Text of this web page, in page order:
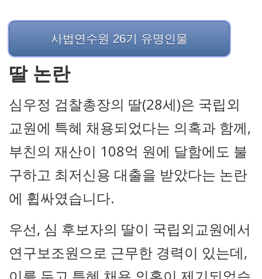
사법연수원 26기 유명인물
딸 논란
심우정 검찰총장의 딸(28세)은 국립외
교원에 특혜 채용되었다는 의혹과 함께,
부친의 재산이 108억 원에 달함에도 불
구하고 최저신용 대출을 받았다는 논란
에 휩싸였습니다.
우선, 심 후보자의 딸이 국립외교원에서
연구보조원으로 근무한 경력이 있는데,